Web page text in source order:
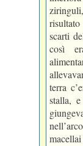
scarti
così
terra
stalla,